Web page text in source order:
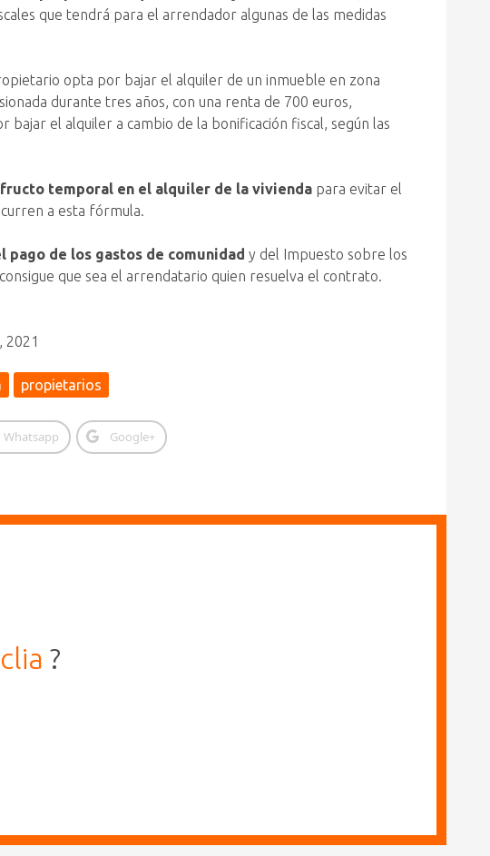
que tendrá para el arrendador algunas de las medidas
opta por bajar el alquiler de un inmueble en zona
durante tres años, con una renta de 700 euros,
bajar el alquiler a cambio de la bonificación fiscal, según las
temporal en el alquiler de la vivienda para evitar el
a esta fórmula.
de los gastos de comunidad y del Impuesto sobre los
que sea el arrendatario quien resuelva el contrato.
2021
propietarios
Whatsapp Google+
?